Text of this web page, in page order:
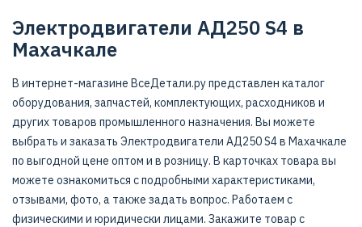
Электродвигатели АД250 S4 в
Махачкале
В интернет-магазине ВсеДетали.ру представлен каталог
оборудования, запчастей, комплектующих, расходников и
других товаров промышленного назначения. Вы можете
выбрать и заказать Электродвигатели АД250 S4 в Махачкале
по выгодной цене оптом и в розницу. В карточках товара вы
можете ознакомиться с подробными характеристиками,
отзывами, фото, а также задать вопрос. Работаем с
физическими и юридически лицами. Закажите товар с